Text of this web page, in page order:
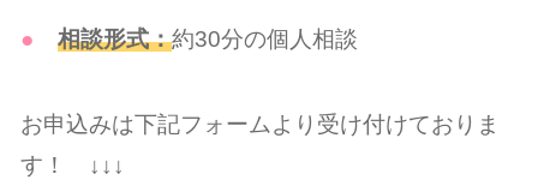
相談形式：約30分の個人相談
お申込みは下記フォームより受け付けておりま
す！ ↓↓↓